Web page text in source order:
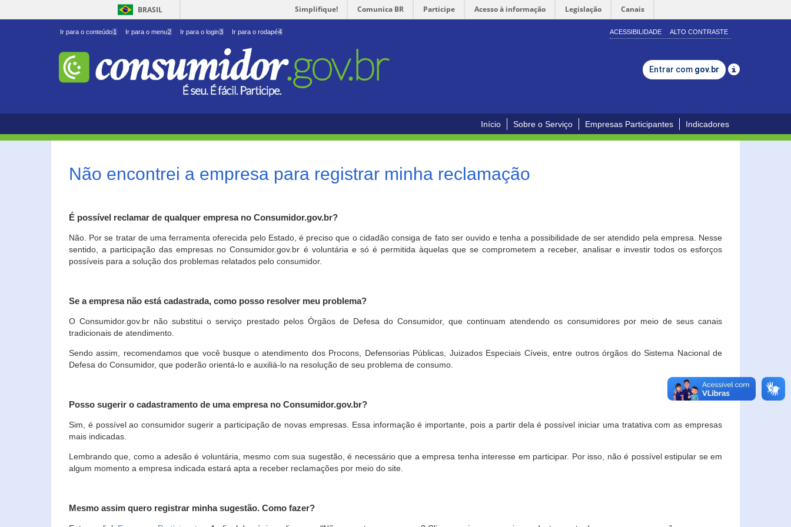
BRASIL Simplifique! Comunica BR Participe Acesso à informação Legislação Canais
Ir para o conteúdo1 Ir para o menu2 Ir para o login3 Ir para o rodapé4 ACESSIBILIDADE ALTO CONTRASTE
Entrar com gov.br
Início Sobre o Serviço Empresas Participantes Indicadores
Não encontrei a empresa para registrar minha reclamação
É possível reclamar de qualquer empresa no Consumidor.gov.br?
Não. Por se tratar de uma ferramenta oferecida pelo Estado, é preciso que o cidadão consiga de fato ser ouvido e tenha a possibilidade de ser atendido pela empresa. Nesse
sentido, a participação das empresas no Consumidor.gov.br é voluntária e só é permitida àquelas que se comprometem a receber, analisar e investir todos os esforços
possíveis para a solução dos problemas relatados pelo consumidor.
Se a empresa não está cadastrada, como posso resolver meu problema?
O Consumidor.gov.br não substitui o serviço prestado pelos Órgãos de Defesa do Consumidor, que continuam atendendo os consumidores por meio de seus canais
tradicionais de atendimento.
Sendo assim, recomendamos que você busque o atendimento dos Procons, Defensorias Públicas, Juizados Especiais Cíveis, entre outros órgãos do Sistema Nacional de
Defesa do Consumidor, que poderão orientá-lo e auxiliá-lo na resolução de seu problema de consumo.
Posso sugerir o cadastramento de uma empresa no Consumidor.gov.br?
Sim, é possível ao consumidor sugerir a participação de novas empresas. Essa informação é importante, pois a partir dela é possível iniciar uma tratativa com as empresas
mais indicadas.
Lembrando que, como a adesão é voluntária, mesmo com sua sugestão, é necessário que a empresa tenha interesse em participar. Por isso, não é possível estipular se em
algum momento a empresa indicada estará apta a receber reclamações por meio do site.
Mesmo assim quero registrar minha sugestão. Como fazer?